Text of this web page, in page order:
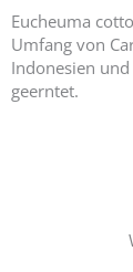
Eucheuma
Umfang von
Indonesien
geerntet.